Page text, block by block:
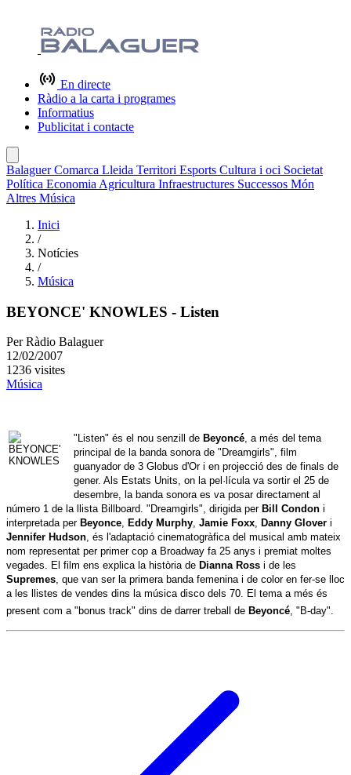
En directe
Ràdio a la carta i programes
Informatius
Publicitat i contacte
BalaguerComarca Lleida Territori Esports Cultura i oci Societat
Política Economia Agricultura Infraestructures Successos Món
Altres Música
Inici
/
Notícies
/
Música
BEYONCE' KNOWLES - Listen
Per Ràdio Balaguer
12/02/2007
1236 visites
Música
"Listen" és el nou senzill de Beyoncé, a més del tema
principal de la banda sonora de "Dreamgirls", film
guanyador de 3 Globus d'Or i en projecció des de finals de
gener. Als Estats Units, on la pel·lícula va sortir el 25 de
desembre, la banda sonora es va posar directament al
número 1 de la llista Billboard. "Dreamgirls", dirigida per Bill Condon i
interpretada per Beyonce, Eddy Murphy, Jamie Foxx, Danny Glover i
Jennifer Hudson, és l'adaptació cinematogràfica del musical amb mateix
nom representat per primer cop a Broadway fa 25 anys i premiat moltes
vegades. El film ens explica la història de Dianna Ross i de les
Supremes, que van ser la primera banda femenina i de color en fer-se lloc
a les llistes de vendes dins la música disco dels 70. El tema a més és
present com a "bonus track" dins de darrer treball de Beyoncé, "B-day".